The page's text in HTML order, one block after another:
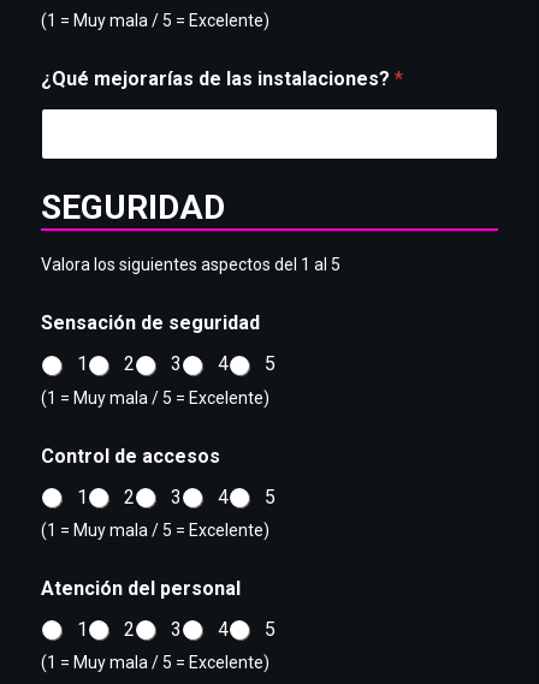
(1 = Muy mala / 5 = Excelente)
¿Qué mejorarías de las instalaciones? *
SEGURIDAD
Valora los siguientes aspectos del 1 al 5
Sensación de seguridad
1
2 3 4 5
(1 = Muy mala / 5 = Excelente)
Control de accesos
1
2 3 4 5
(1 = Muy mala / 5 = Excelente)
Atención del personal
1
2 3 4 5
(1 = Muy mala / 5 = Excelente)